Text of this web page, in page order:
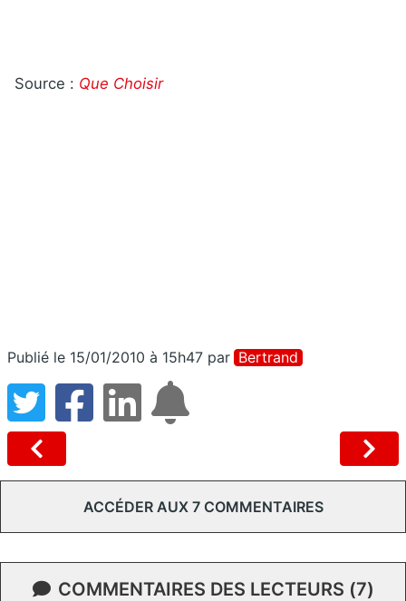
Source : Que Choisir
Publié le 15/01/2010 à 15h47 par Bertrand
ACCÉDER AUX 7 COMMENTAIRES
COMMENTAIRES DES LECTEURS (7)